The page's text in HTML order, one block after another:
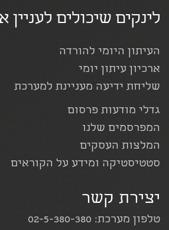
לינקים שיכולים לעניין
העיתון היומי להורדה
ארכיון עיתון יומי
שליחת ידיעה מעניינת למערכת
גדלי מודעות פרסום
המפרסמים שלנו
המלצות העסקים
סטטיסטיקה ומידע על הקוראים
יצירת קשר
טלפון מערכת: 02-5-380-380